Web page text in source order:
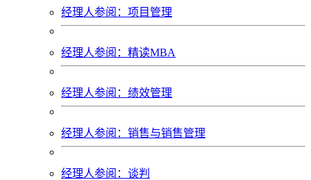
经理人参阅：项目管理
经理人参阅：精读MBA
经理人参阅：绩效管理
经理人参阅：销售与销售管理
经理人参阅：谈判